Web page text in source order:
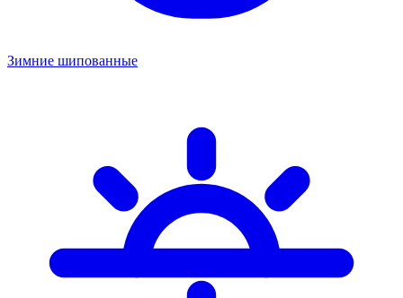
Зимние шипованные